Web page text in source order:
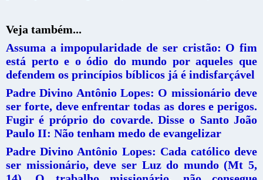
Veja também...
Assuma a impopularidade de ser cristão: O fim
está perto e o ódio do mundo por aqueles que
defendem os princípios bíblicos já é indisfarçável
Padre Divino Antônio Lopes: O missionário deve
ser forte, deve enfrentar todas as dores e perigos.
Fugir é próprio do covarde. Disse o Santo João
Paulo II: Não tenham medo de evangelizar
Padre Divino Antônio Lopes: Cada católico deve
ser missionário, deve ser Luz do mundo (Mt 5,